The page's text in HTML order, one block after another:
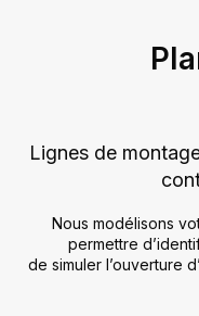
Lignes de
Nous modélisons
permettre
de simuler l’ouverture